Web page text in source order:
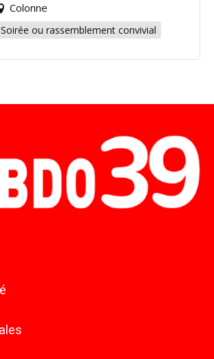
Colonne
Soirée ou rassemblement convivial